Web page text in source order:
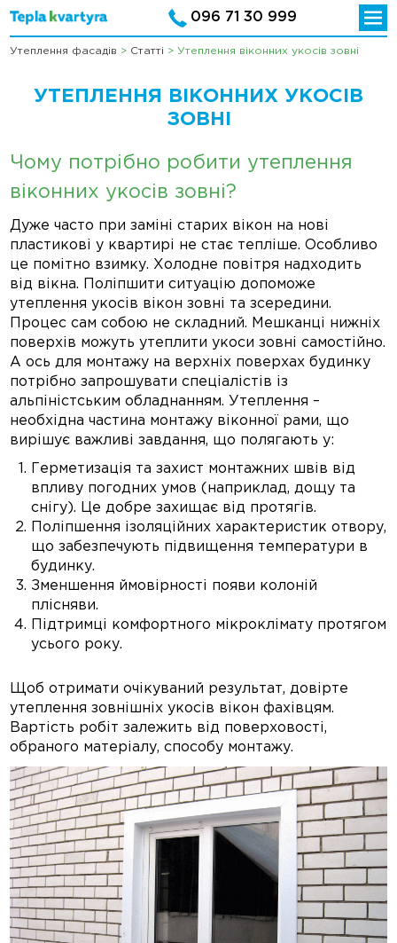
096 71 30 999
Утеплення фасадів > Статті >Утеплення віконних укосів зовні
УТЕПЛЕННЯ ВІКОННИХ УКОСІВ
ЗОВНІ
Чому потрібно робити утеплення
віконних укосів зовні?
Дуже часто при заміні старих вікон на нові
пластикові у квартирі не стає тепліше. Особливо
це помітно взимку. Холодне повітря надходить
від вікна. Поліпшити ситуацію допоможе
утеплення укосів вікон зовні та зсередини.
Процес сам собою не складний. Мешканці нижніх
поверхів можуть утеплити укоси зовні самостійно.
А ось для монтажу на верхніх поверхах будинку
потрібно запрошувати спеціалістів із
альпіністським обладнанням. Утеплення –
необхідна частина монтажу віконної рами, що
вирішує важливі завдання, що полягають у:
Герметизація та захист монтажних швів від
впливу погодних умов (наприклад, дощу та
снігу). Це добре захищає від протягів.
Поліпшення ізоляційних характеристик отвору,
що забезпечують підвищення температури в
будинку.
Зменшення ймовірності появи колоній
плісняви.
Підтримці комфортного мікроклімату протягом
усього року.
Щоб отримати очікуваний результат, довірте
утеплення зовнішніх укосів вікон фахівцям.
Вартість робіт залежить від поверховості,
обраного матеріалу, способу монтажу.